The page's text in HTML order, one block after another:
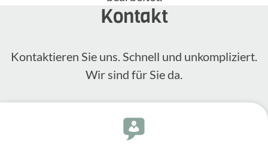
Kontakt
Kontak­tieren Sie uns. Schnell und unkom­pli­ziert.
Wir sind für Sie da.